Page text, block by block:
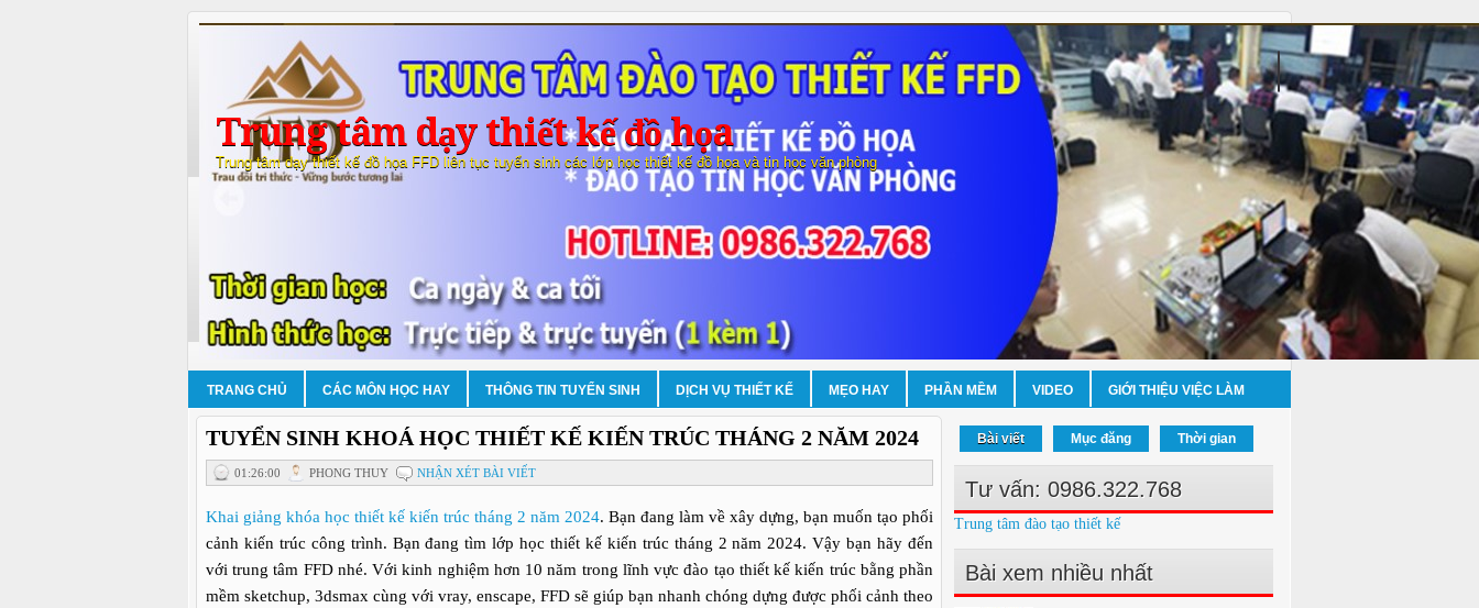
Trung tâm dạy thiết kế đồ họa
Trung tâm dạy thiết kế đồ họa FFD liên tục tuyển sinh các lớp học thiết kế đồ họa và tin học văn phòng
TRANG CHỦ CÁC MÔN HỌC HAY THÔNG TIN TUYỂN SINH DỊCH VỤ THIẾT KẾ MẸO HAY PHẦN MỀM VIDEO GIỚI THIỆU VIỆC LÀM
TUYỂN SINH KHOÁ HỌC THIẾT KẾ KIẾN TRÚC THÁNG 2 NĂM 2024
01:26:00 PHONG THUY NHẬN XÉT BÀI VIẾT
Khai giảng khóa học thiết kế kiến trúc tháng 2 năm 2024. Bạn đang làm về xây dựng, bạn muốn tạo phối
cảnh kiến trúc công trình. Bạn đang tìm lớp học thiết kế kiến trúc tháng 2 năm 2024. Vậy bạn hãy đến
với trung tâm FFD nhé. Với kinh nghiệm hơn 10 năm trong lĩnh vực đào tạo thiết kế kiến trúc bằng phần
mềm sketchup, 3dsmax cùng với vray, enscape, FFD sẽ giúp bạn nhanh chóng dựng được phối cảnh theo
Bài viết Mục đăng Thời gian
Tư vấn: 0986.322.768
Trung tâm đào tạo thiết kế
Bài xem nhiều nhất